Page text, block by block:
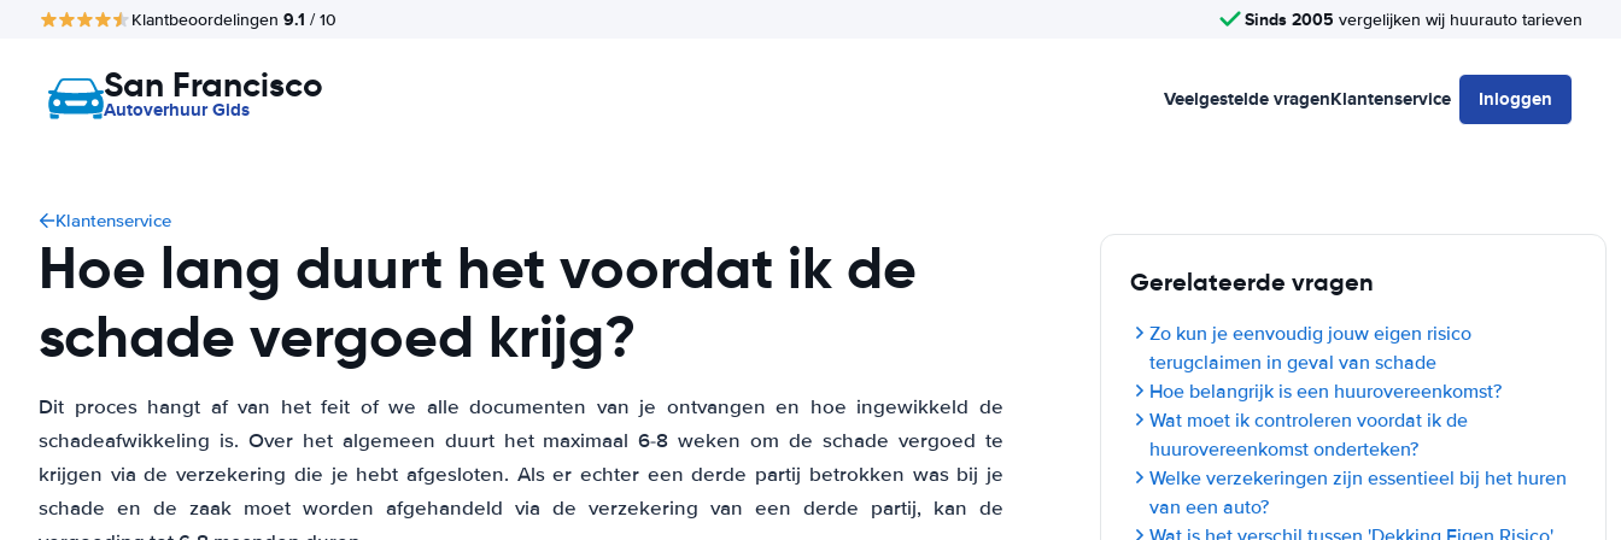
Klantbeoordelingen 9.1 / 10 Sinds 2005 vergelijken wij huurauto tarieven
San Francisco
Autoverhuur Gids Veelgestelde vragenKlantenservice Inloggen
Klantenservice
Hoe lang duurt het voordat ik de
schade vergoed krijg?
Dit proces hangt af van het feit of we alle documenten van je ontvangen en hoe ingewikkeld de
schadeafwikkeling is. Over het algemeen duurt het maximaal 6-8 weken om de schade vergoed te
krijgen via de verzekering die je hebt afgesloten. Als er echter een derde partij betrokken was bij je
schade en de zaak moet worden afgehandeld via de verzekering van een derde partij, kan de
Gerelateerde vragen
Zo kun je eenvoudig jouw eigen risico
terugclaimen in geval van schade
Hoe belangrijk is een huurovereenkomst?
Wat moet ik controleren voordat ik de
huurovereenkomst onderteken?
Welke verzekeringen zijn essentieel bij het huren
van een auto?